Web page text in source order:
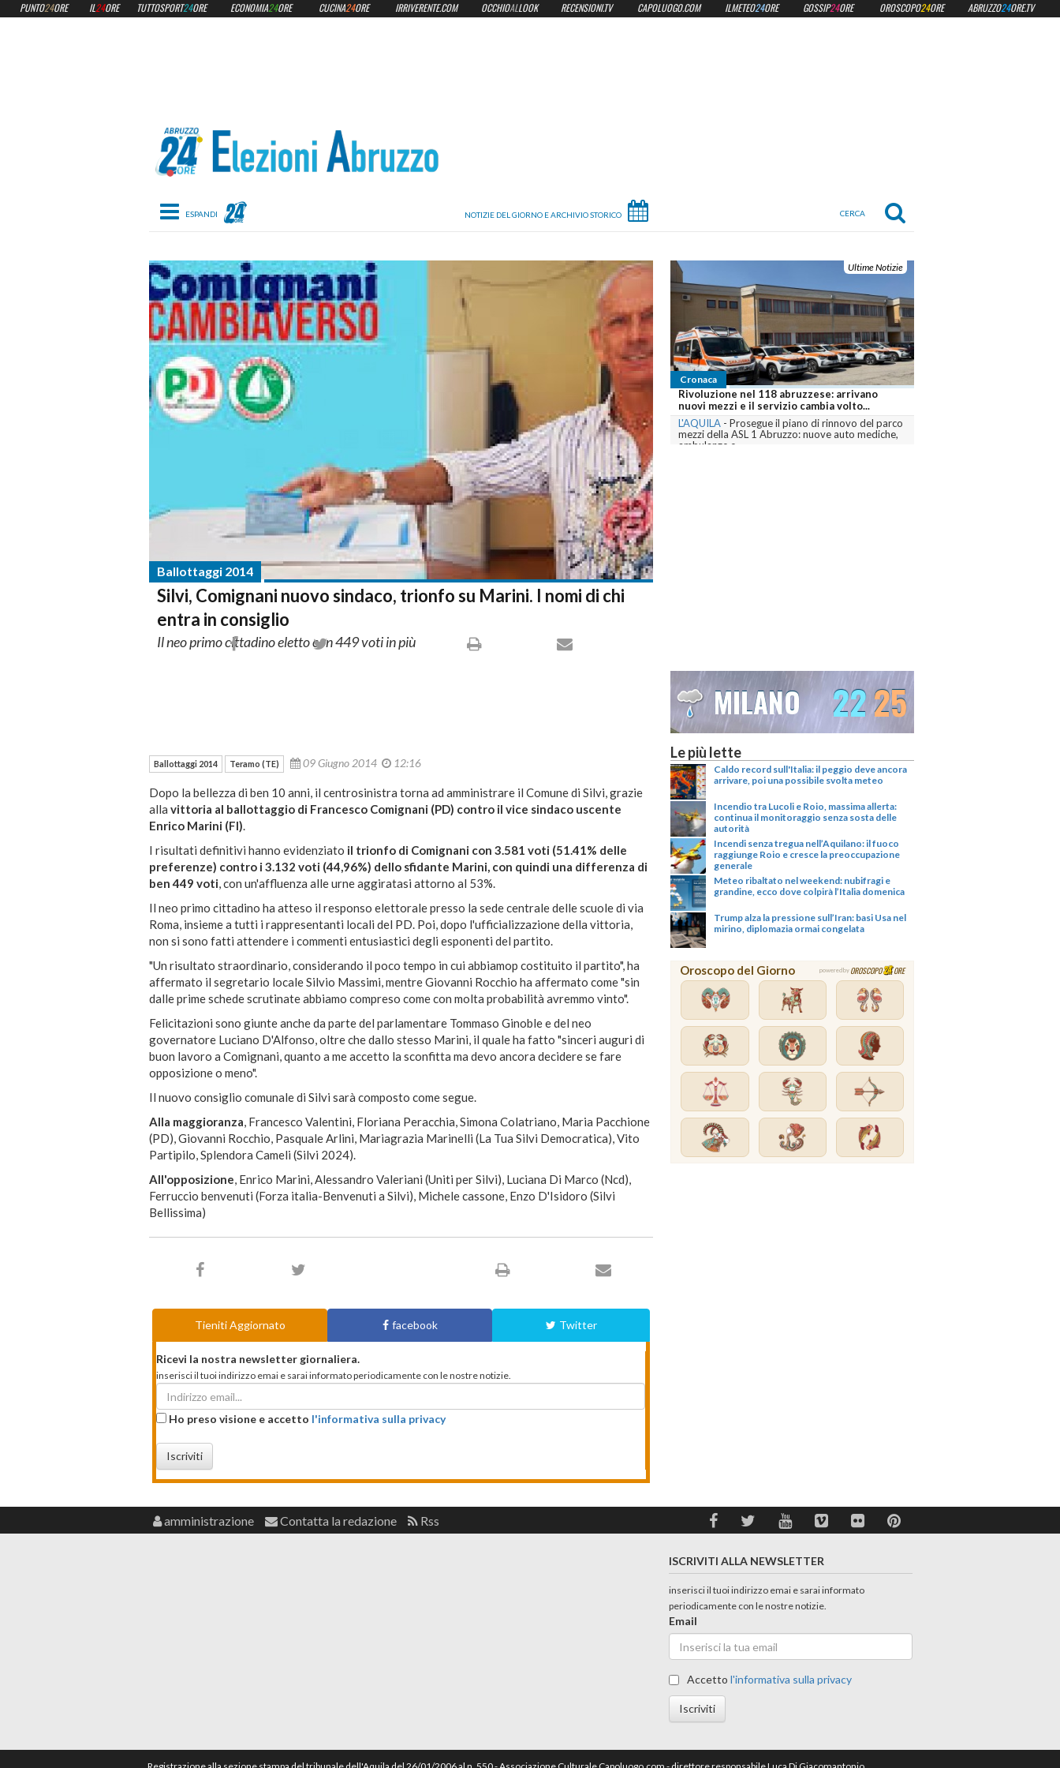
Toggle navigation
Ballottaggi 2014
Silvi, Comignani nuovo sindaco, trionfo su Marini. I nomi di chi
entra in consiglio
Il neo primo cittadino eletto con 449 voti in più
Ultime Notizie
Cronaca
Rivoluzione nel 118 abruzzese: arrivano
nuovi mezzi e il servizio cambia volto...
L'AQUILA - Prosegue il piano di rinnovo del parco
mezzi della ASL 1 Abruzzo: nuove auto mediche,
ambulanze e...
MILANO 2225
Ballottaggi 2014 Teramo (TE) 09 Giugno 2014 12:16
Dopo la bellezza di ben 10 anni, il centrosinistra torna ad amministrare il Comune di Silvi, grazie
alla vittoria al ballottaggio di Francesco Comignani (PD) contro il vice sindaco uscente
Enrico Marini (FI).
I risultati definitivi hanno evidenziato il trionfo di Comignani con 3.581 voti (51.41% delle
preferenze) contro i 3.132 voti (44,96%) dello sfidante Marini, con quindi una differenza di
ben 449 voti, con un'affluenza alle urne aggiratasi attorno al 53%.
Il neo primo cittadino ha atteso il responso elettorale presso la sede centrale delle scuole di via
Roma, insieme a tutti i rappresentanti locali del PD. Poi, dopo l'ufficializzazione della vittoria,
non si sono fatti attendere i commenti entusiastici degli esponenti del partito.
"Un risultato straordinario, considerando il poco tempo in cui abbiamop costituito il partito", ha
affermato il segretario locale Silvio Massimi, mentre Giovanni Rocchio ha affermato come "sin
dalle prime schede scrutinate abbiamo compreso come con molta probabilità avremmo vinto".
Felicitazioni sono giunte anche da parte del parlamentare Tommaso Ginoble e del neo
governatore Luciano D'Alfonso, oltre che dallo stesso Marini, il quale ha fatto "sinceri auguri di
buon lavoro a Comignani, quanto a me accetto la sconfitta ma devo ancora decidere se fare
opposizione o meno".
Il nuovo consiglio comunale di Silvi sarà composto come segue.
Alla maggioranza, Francesco Valentini, Floriana Peracchia, Simona Colatriano, Maria Pacchione
(PD), Giovanni Rocchio, Pasquale Arlini, Mariagrazia Marinelli (La Tua Silvi Democratica), Vito
Partipilo, Splendora Cameli (Silvi 2024).
All'opposizione, Enrico Marini, Alessandro Valeriani (Uniti per Silvi), Luciana Di Marco (Ncd),
Ferruccio benvenuti (Forza italia-Benvenuti a Silvi), Michele cassone, Enzo D'Isidoro (Silvi
Bellissima)
Tieniti Aggiornato facebook Twitter
Ricevi la nostra newsletter giornaliera.
inserisci il tuoi indirizzo emai e sarai informato periodicamente con le nostre notizie.
Ho preso visione e accetto l'informativa sulla privacy
Iscriviti
Le più lette
Caldo record sull'Italia: il peggio deve ancora
arrivare, poi una possibile svolta meteo
Incendio tra Lucoli e Roio, massima allerta:
continua il monitoraggio senza sosta delle
autorità
Incendi senza tregua nell’Aquilano: il fuoco
raggiunge Roio e cresce la preoccupazione
generale
Meteo ribaltato nel weekend: nubifragi e
grandine, ecco dove colpirà l’Italia domenica
Trump alza la pressione sull’Iran: basi Usa nel
mirino, diplomazia ormai congelata
Oroscopo del Giorno powered by OROSCOPO ORE
PUNTO24ORE IL24ORE TUTTOSPORT24ORE ECONOMIA24ORE CUCINA24ORE IRRIVERENTE.COM OCCHIOALLOOK RECENSIONI.TV CAPOLUOGO.COM ILMETEO24ORE GOSSIP24ORE OROSCOPO24ORE ABRUZZO24ORE.TV
amministrazione Contatta la redazione Rss
ISCRIVITI ALLA NEWSLETTER
inserisci il tuoi indirizzo emai e sarai informato
periodicamente con le nostre notizie.
Email
Accettol'informativa sulla privacy
Iscriviti